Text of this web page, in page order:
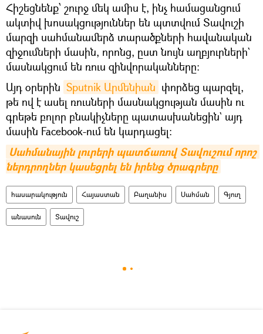
Հիշեցնենք՝ շուրջ մեկ ամիս է, ինչ համացանցում
ակտիվ խոսակցություններ են պտտվում Տավուշի
մարզի սահմանամերձ տարածքների հավանական
զիջումների մասին, որոնց, ըստ նույն աղբյուրների`
մասնակցում են ռուս զինվորականները։
Այդ օրերին Sputnik Արմենիան փորձեց պարզել,
թե ով է ասել ռուսների մասնակցության մասին ու
գրեթե բոլոր բնակիչները պատասխանեցին` այդ
մասին Facebook-ում են կարդացել։
Սահմանային լուրերի պատճառով Տավուշում որոշ
ներդրողներ կասեցրել են իրենց ծրագրերը
հասարակություն Հայաստան Բաղանիս Սահման Գյուղ
անասուն Տավուշ